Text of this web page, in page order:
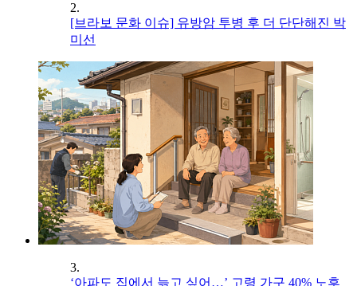
2.
[브라보 문화 이슈] 유방암 투병 후 더 단단해진 박
미선
3.
‘아파도 집에서 늙고 싶어…’ 고령 가구 40% 노후